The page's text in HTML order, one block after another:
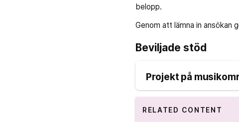
belopp.
Genom att lämna in ansökan
Beviljade stöd
Projekt på
RELATED CONTENT